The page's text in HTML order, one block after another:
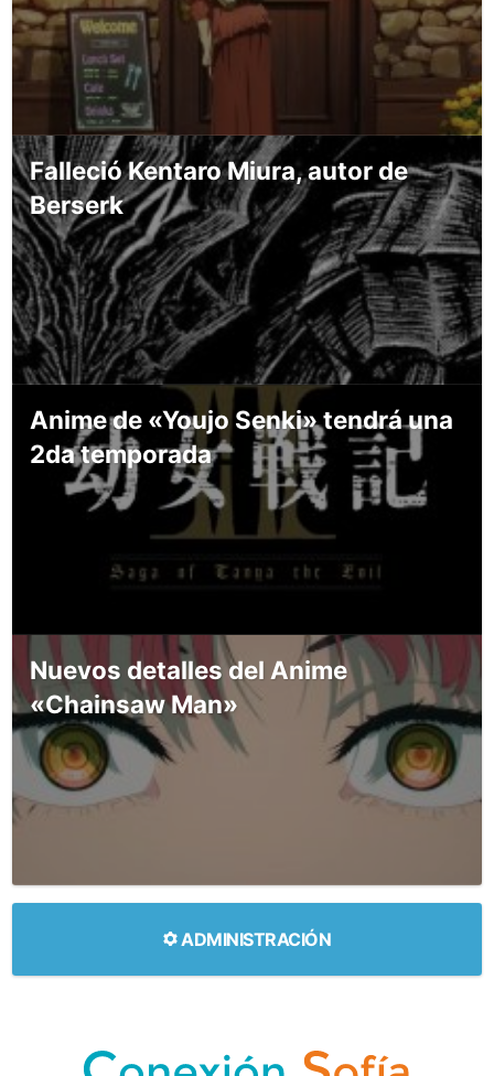
Falleció Kentaro Miura, autor de
Berserk
Anime de «Youjo Senki» tendrá una
2da temporada
Nuevos detalles del Anime
«Chainsaw Man»
ADMINISTRACIÓN